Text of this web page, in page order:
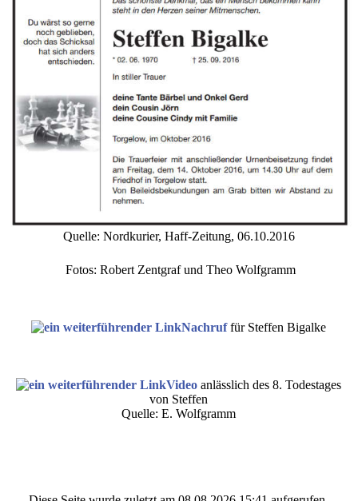
Quelle: Nordkurier, Haff-Zeitung, 06.10.2016
Fotos: Robert Zentgraf und Theo Wolfgramm
Nachruffür Steffen Bigalke
Video anlässlich des 8. Todestages
von Steffen
Quelle: E. Wolfgramm